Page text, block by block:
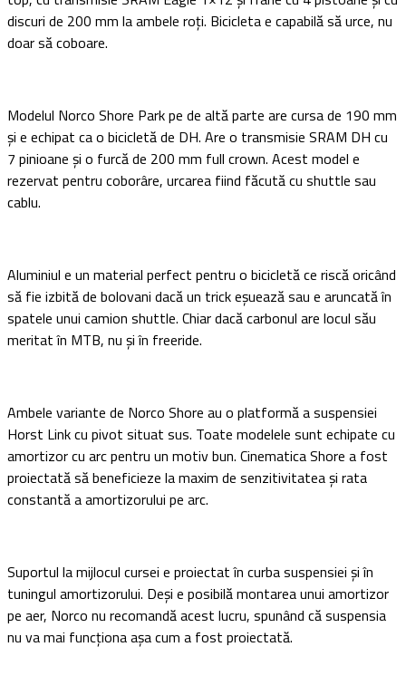
discuri de 200 mm la ambele roți. Bicicleta e capabilă să urce, nu
doar să coboare.
Modelul Norco Shore Park pe de altă parte are cursa de 190 mm
și e echipat ca o bicicletă de DH. Are o transmisie SRAM DH cu
7 pinioane și o furcă de 200 mm full crown. Acest model e
rezervat pentru coborâre, urcarea fiind făcută cu shuttle sau
cablu.
Aluminiul e un material perfect pentru o bicicletă ce riscă oricând
să fie izbită de bolovani dacă un trick eșuează sau e aruncată în
spatele unui camion shuttle. Chiar dacă carbonul are locul său
meritat în MTB, nu și în freeride.
Ambele variante de Norco Shore au o platformă a suspensiei
Horst Link cu pivot situat sus. Toate modelele sunt echipate cu
amortizor cu arc pentru un motiv bun. Cinematica Shore a fost
proiectată să beneficieze la maxim de senzitivitatea și rata
constantă a amortizorului pe arc.
Suportul la mijlocul cursei e proiectat în curba suspensiei și în
tuningul amortizorului. Deși e posibilă montarea unui amortizor
pe aer, Norco nu recomandă acest lucru, spunând că suspensia
nu va mai funcționa așa cum a fost proiectată.